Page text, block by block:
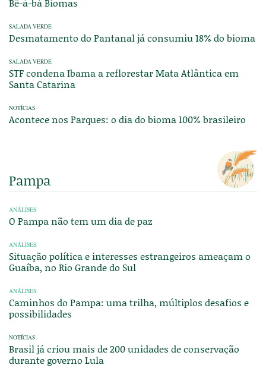
Bê-á-bá Biomas
SALADA VERDE
Desmatamento do Pantanal já consumiu 18% do bioma
SALADA VERDE
STF condena Ibama a reflorestar Mata Atlântica em
Santa Catarina
NOTÍCIAS
Acontece nos Parques: o dia do bioma 100% brasileiro
Pampa
ANÁLISES
O Pampa não tem um dia de paz
ANÁLISES
Situação política e interesses estrangeiros ameaçam o
Guaíba, no Rio Grande do Sul
ANÁLISES
Caminhos do Pampa: uma trilha, múltiplos desafios e
possibilidades
NOTÍCIAS
Brasil já criou mais de 200 unidades de conservação
durante governo Lula